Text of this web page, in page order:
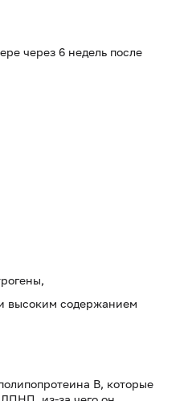
через 6 недель после
высоким содержанием
В, которые